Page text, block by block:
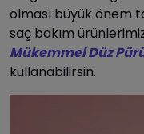
olması büyük önem
saç bakım
Mükemmel Düz
kullanabilirsin.